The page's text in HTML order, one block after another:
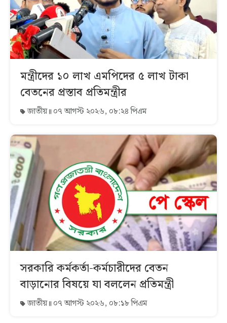
মন্ত্রীদের ১০ লাখ এমপিদের ৫ লাখ টাকা
বেতনের প্রস্তাব প্রতিমন্ত্রীর
জাতীয় ০৭ আগস্ট ২০২৬, ০৮:২৪ পিএম
সরকারি কর্মকর্তা-কর্মচারীদের বেতন
বাড়ানোর বিষয়ে যা বললেন প্রতিমন্ত্রী
জাতীয় ০৭ আগস্ট ২০২৬, ০৮:১৮ পিএম